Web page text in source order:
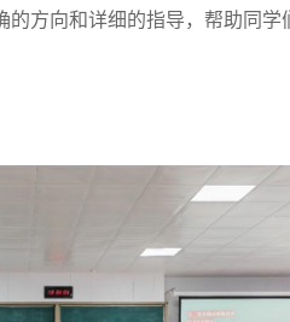
方向和详细的指导，帮助同学